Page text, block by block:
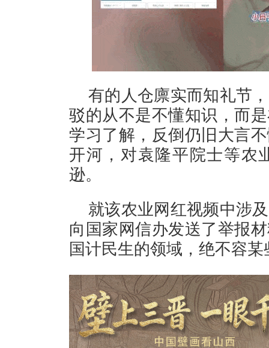
有的人仓廪实而知礼节
驳的从不是不懂知识，而
学习了解，反倒仍旧大言
开河，对袁隆平院士等农
逊。
就该农业网红视频中涉
向国家网信办发送了举报
国计民生的领域，绝不容